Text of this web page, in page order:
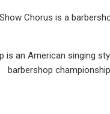
Chorus is a
is an American singing
barbershop